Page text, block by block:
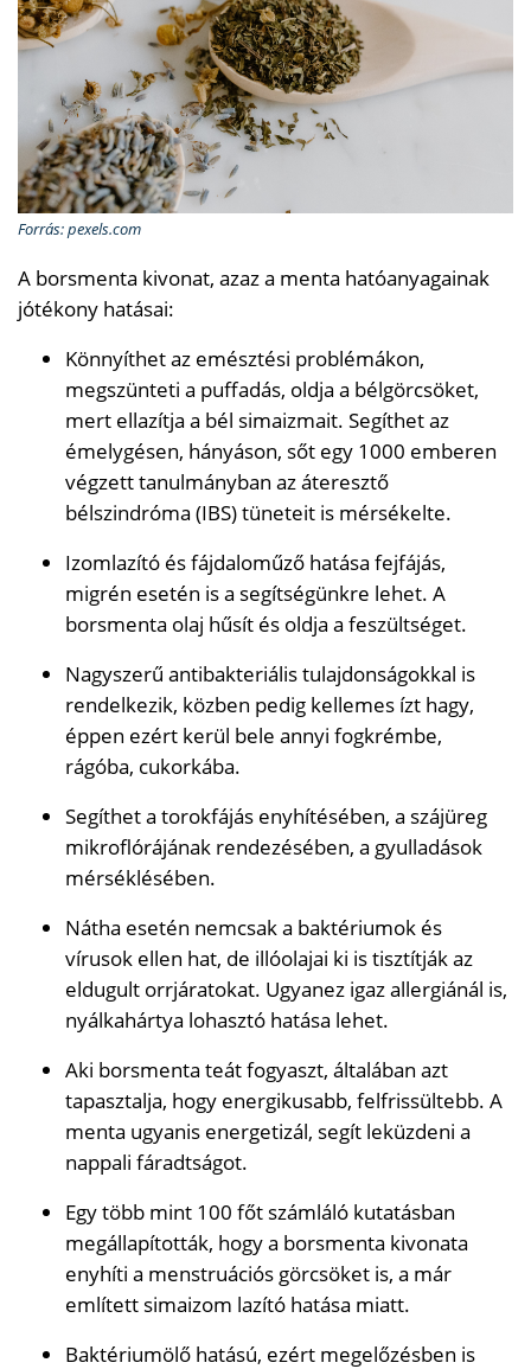
Forrás: pexels.com
A borsmenta kivonat, azaz a menta hatóanyagainak
jótékony hatásai:
Könnyíthet az emésztési problémákon,
megszünteti a puffadás, oldja a bélgörcsöket,
mert ellazítja a bél simaizmait. Segíthet az
émelygésen, hányáson, sőt egy 1000 emberen
végzett tanulmányban az áteresztő
bélszindróma (IBS) tüneteit is mérsékelte.
Izomlazító és fájdaloműző hatása fejfájás,
migrén esetén is a segítségünkre lehet. A
borsmenta olaj hűsít és oldja a feszültséget.
Nagyszerű antibakteriális tulajdonságokkal is
rendelkezik, közben pedig kellemes ízt hagy,
éppen ezért kerül bele annyi fogkrémbe,
rágóba, cukorkába.
Segíthet a torokfájás enyhítésében, a szájüreg
mikroflórájának rendezésében, a gyulladások
mérséklésében.
Nátha esetén nemcsak a baktériumok és
vírusok ellen hat, de illóolajai ki is tisztítják az
eldugult orrjáratokat. Ugyanez igaz allergiánál is,
nyálkahártya lohasztó hatása lehet.
Aki borsmenta teát fogyaszt, általában azt
tapasztalja, hogy energikusabb, felfrissültebb. A
menta ugyanis energetizál, segít leküzdeni a
nappali fáradtságot.
Egy több mint 100 főt számláló kutatásban
megállapították, hogy a borsmenta kivonata
enyhíti a menstruációs görcsöket is, a már
említett simaizom lazító hatása miatt.
Baktériumölő hatású, ezért megelőzésben is